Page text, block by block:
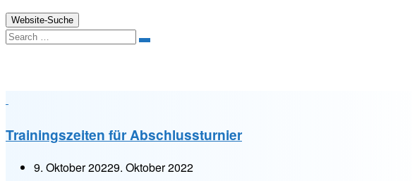
Website-Suche
Search
Trainingszeiten für Abschlussturnier
9. Oktober 20229. Oktober 2022